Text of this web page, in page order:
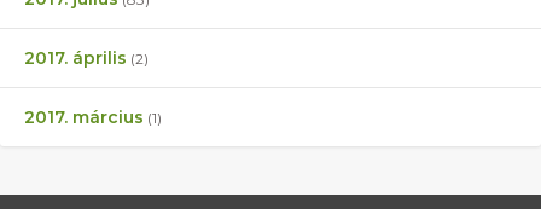
2017. április (2)
2017. március (1)